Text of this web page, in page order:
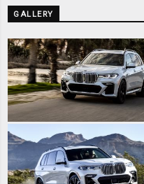
GALLERY